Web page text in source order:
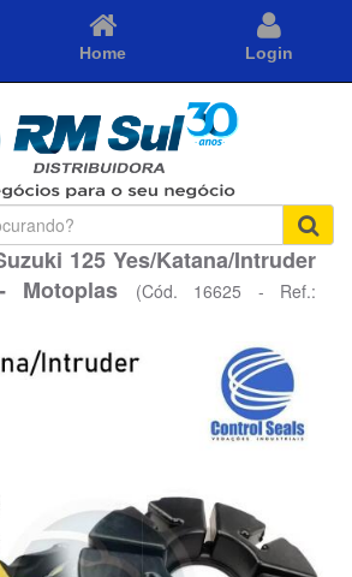
Home Login
125 Yes/Katana/Intruder
Motoplas
(Cód. 16625 - Ref.: